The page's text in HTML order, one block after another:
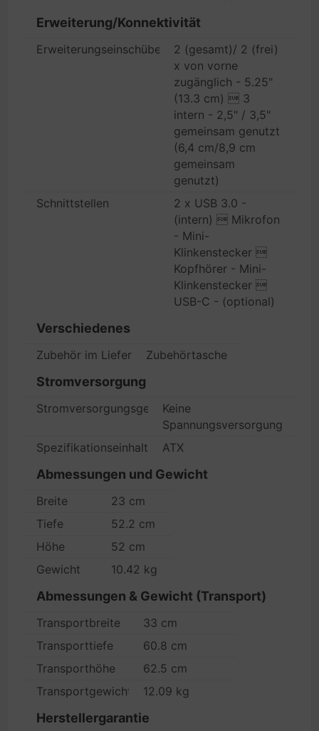
Erweiterung/Konnektivität
Erweiterungseinschübe
2 (gesamt)/ 2 (frei)
x von vorne
zugänglich - 5.25"
(13.3 cm)  3
intern - 2,5" / 3,5"
gemeinsam genutzt
(6,4 cm/8,9 cm
gemeinsam
genutzt)
Schnittstellen
2 x USB 3.0 -
(intern)  Mikrofon
- Mini-
Klinkenstecker 
Kopfhörer - Mini-
Klinkenstecker 
USB-C - (optional)
Verschiedenes
Zubehör im LieferumfangZubehörtasche
Stromversorgung
StromversorgungsgerätKeine
Spannungsversorgung
SpezifikationseinhaltungATX
Abmessungen und Gewicht
Breite
23 cm
Tiefe
52.2 cm
Höhe
52 cm
Gewicht
10.42 kg
Abmessungen & Gewicht (Transport)
Transportbreite
33 cm
Transporttiefe
60.8 cm
Transporthöhe
62.5 cm
Transportgewicht
12.09 kg
Herstellergarantie